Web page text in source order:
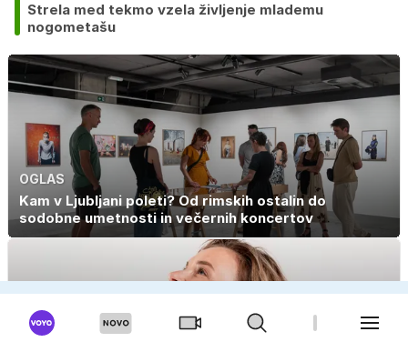
Strela med tekmo vzela življenje mlademu
nogometašu
OGLAS
Kam v Ljubljani poleti? Od rimskih ostalin do
sodobne umetnosti in večernih koncertov